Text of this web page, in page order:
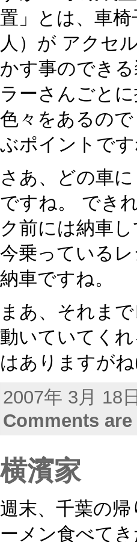
置」とは、車
人）が アクセ
かす事のでき
ラーさんごと
色々をあるの
ぶポイントで
さあ、どの車
ですね。 でき
ク前には納車
今乗っている
納車ですね。
まあ、それま
動いていてく
はありますが
2007年 3月 18
Comments
横濱家
週末、千葉の
ーメン食べて